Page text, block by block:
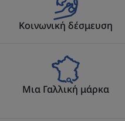
Κοινωνική δέσμευση
Μια Γαλλική μάρκα